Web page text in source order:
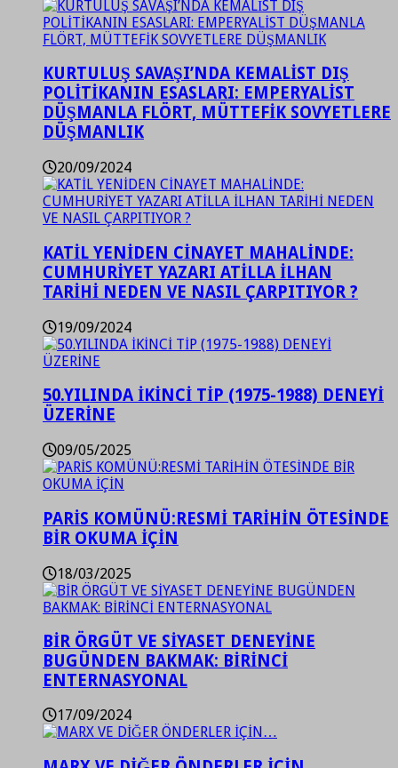
KURTULUŞ SAVAŞI’NDA KEMALİST DIŞ
POLİTİKANIN ESASLARI: EMPERYALİST
DÜŞMANLA FLÖRT, MÜTTEFİK SOVYETLERE
DÜŞMANLIK
20/09/2024
KATİL YENİDEN CİNAYET MAHALİNDE:
CUMHURİYET YAZARI ATİLLA İLHAN
TARİHİ NEDEN VE NASIL ÇARPITIYOR ?
19/09/2024
50.YILINDA İKİNCİ TİP (1975-1988) DENEYİ
ÜZERİNE
09/05/2025
PARİS KOMÜNÜ:RESMİ TARİHİN ÖTESİNDE
BİR OKUMA İÇİN
18/03/2025
BİR ÖRGÜT VE SİYASET DENEYİNE
BUGÜNDEN BAKMAK: BİRİNCİ
ENTERNASYONAL
17/09/2024